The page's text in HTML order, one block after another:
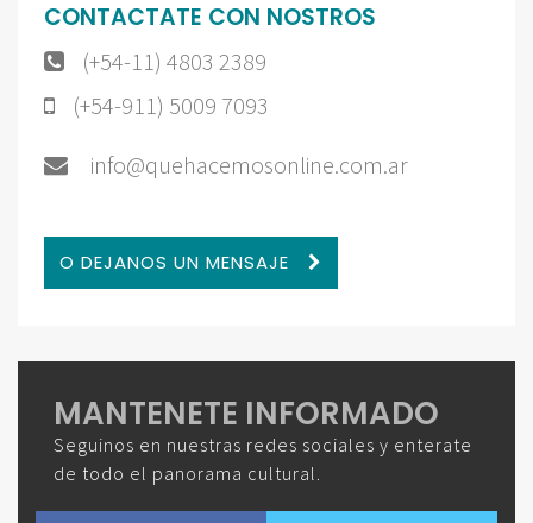
CONTACTATE CON NOSTROS
(+54-11) 4803 2389
(+54-911) 5009 7093
info@quehacemosonline.com.ar
O DEJANOS UN MENSAJE
MANTENETE INFORMADO
Seguinos en nuestras redes sociales y enterate
de todo el panorama cultural.